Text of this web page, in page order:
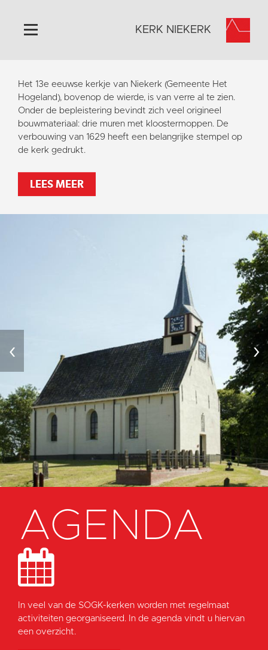
Home
Algemeen
Historie
Omgeving
Activiteiten
Steun ons
Contact
Vaktaal
KERK NIEKERK
Het 13e eeuwse kerkje van Niekerk (Gemeente Het
Hogeland), bovenop de wierde, is van verre al te zien.
Onder de bepleistering bevindt zich veel origineel
bouwmateriaal: drie muren met kloostermoppen. De
verbouwing van 1629 heeft een belangrijke stempel op
de kerk gedrukt.
LEES MEER
‹ ›
AGENDA
In veel van de SOGK-kerken worden met regelmaat
activiteiten georganiseerd. In de agenda vindt u hiervan
een overzicht.